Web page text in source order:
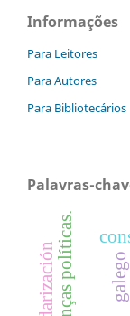
Informações
Para Leitores
Para Autores
Para Bibliotecários
Palavras-
alianças políticas. galego